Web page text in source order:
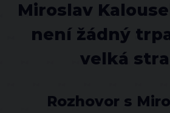
Miroslav
není žádný
velká
Rozhovor s